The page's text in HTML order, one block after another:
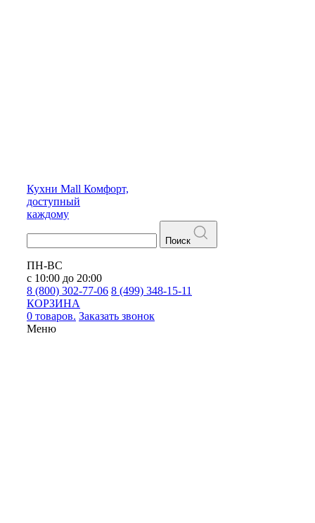
Кухни Mall Комфорт,
доступный
каждому
Поиск
ПН-ВС
с 10:00 до 20:00
8 (800) 302-77-06 8 (499) 348-15-11
КОРЗИНА
0 товаров. Заказать звонок
Меню